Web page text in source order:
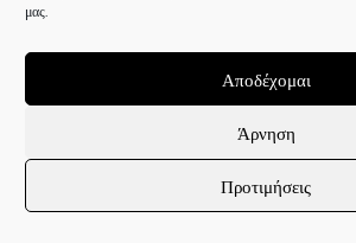
μας.
Αποδέχομαι
Άρνηση
Προτιμήσεις